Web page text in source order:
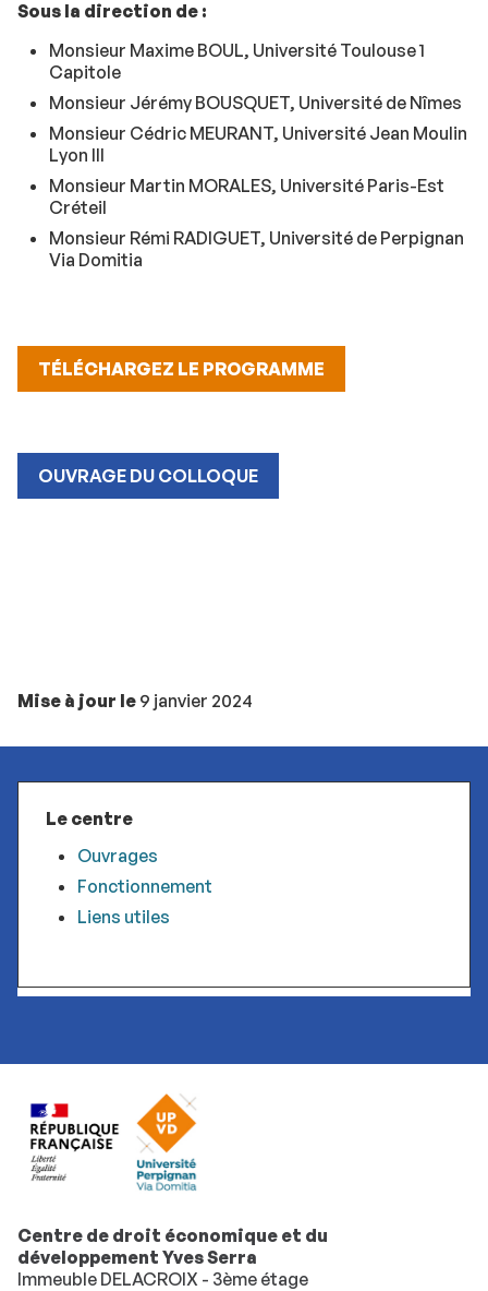
Sous la direction de :
Monsieur Maxime BOUL, Université Toulouse 1
Capitole
Monsieur Jérémy BOUSQUET, Université de Nîmes
Monsieur Cédric MEURANT, Université Jean Moulin
Lyon III
Monsieur Martin MORALES, Université Paris-Est
Créteil
Monsieur Rémi RADIGUET, Université de Perpignan
Via Domitia
TÉLÉCHARGEZ LE PROGRAMME
OUVRAGE DU COLLOQUE
Mise à jour le 9 janvier 2024
Le centre
Ouvrages
Fonctionnement
Liens utiles
Centre de droit économique et du
développement Yves Serra
Immeuble DELACROIX - 3ème étage